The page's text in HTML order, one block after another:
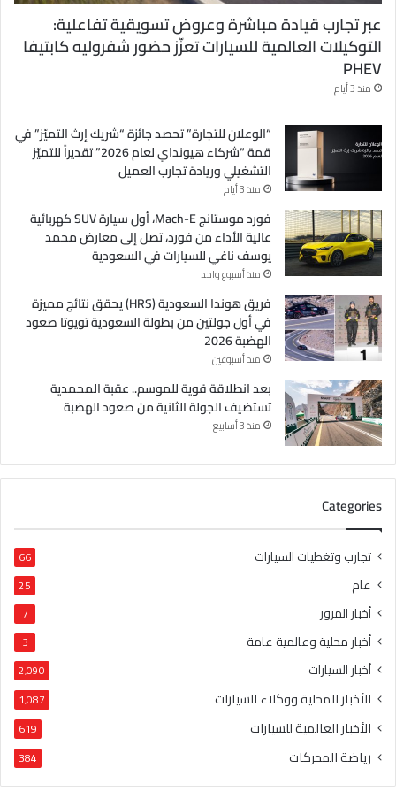
عبر تجارب قيادة مباشرة وعروض تسويقية تفاعلية:
التوكيلات العالمية للسيارات تعزّز حضور شفروليه كابتيفا
PHEV
منذ 3 أيام
“الوعلان للتجارة” تحصد جائزة “شريك إرث التميّز” في
قمة “شركاء هيونداي لعام 2026” تقديراً للتميّز
التشغيلي وريادة تجارب العميل
منذ 3 أيام
فورد موستانج Mach-E، أول سيارة SUV كهربائية
عالية الأداء من فورد، تصل إلى معارض محمد
يوسف ناغي للسيارات في السعودية
منذ أسبوع واحد
فريق هوندا السعودية (HRS) يحقق نتائج مميزة
في أول جولتين من بطولة السعودية تويوتا صعود
الهضبة 2026
منذ أسبوعين
بعد انطلاقة قوية للموسم.. عقبة المحمدية
تستضيف الجولة الثانية من صعود الهضبة
منذ 3 أسابيع
Categories
تجارب وتغطيات السيارات 66
عام 25
أخبار المرور 7
أخبار محلية وعالمية عامة 3
أخبار السيارات 2٬090
الأخبار المحلية ووكلاء السيارات 1٬087
الأخبار العالمية للسيارات 619
رياضة المحركات 384